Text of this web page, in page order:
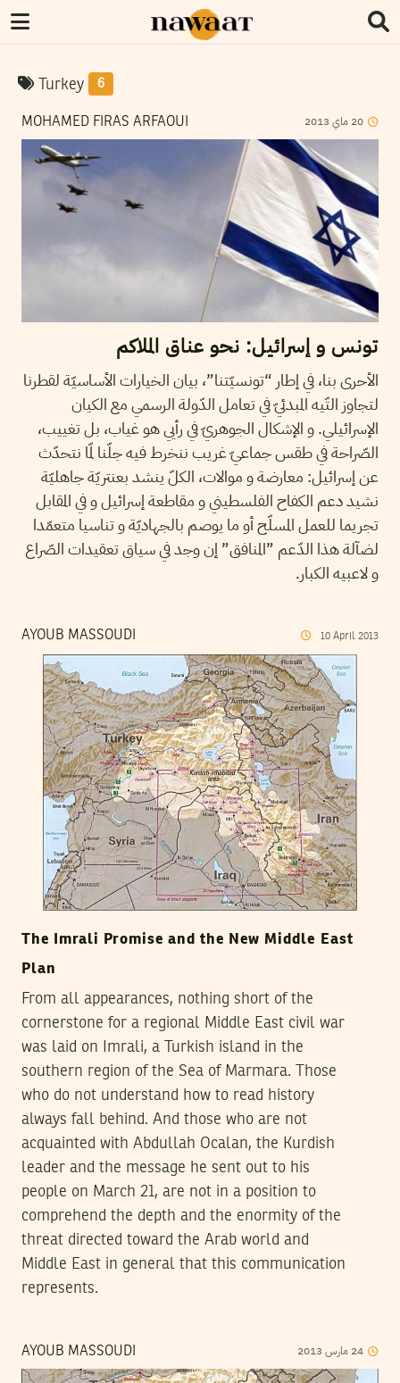
Turkey 6
MOHAMED FIRAS ARFAOUI 20 ماي 2013
تونس و إسرائيل: نحو عناق الملاكم
الأحرى بنا، في إطار “تونسيّتنا”، بيان الخيارات الأساسيّة لقطرنا
لتجاوز التّيه المبدئيّ في تعامل الدّولة الرسمي مع الكيان
الإسرائيلي. و الإشكال الجوهريّ في رأيي هو غياب، بل تغييب،
الصّراحة في طقس جماعيّ غريب ننخرط فيه جلّنا لمّا نتحدّث
عن إسرائيل: معارضة و موالات، الكلّ ينشد بعنتريّة جاهليّة
نشيد دعم الكفاح الفلسطيني و مقاطعة إسرائيل و في المقابل
تجريما للعمل المسلّح أو ما يوصم بالجهاديّة و تناسيا متعمّدا
لضآلة هذا الدّعم ”المنافق” إن وجد في سياق تعقيدات الصّراع
و لاعبيه الكبار.
AYOUB MASSOUDI 10 April 2013
The Imrali Promise and the New Middle East
Plan
From all appearances, nothing short of the
cornerstone for a regional Middle East civil war
was laid on Imrali, a Turkish island in the
southern region of the Sea of Marmara. Those
who do not understand how to read history
always fall behind. And those who are not
acquainted with Abdullah Ocalan, the Kurdish
leader and the message he sent out to his
people on March 21, are not in a position to
comprehend the depth and the enormity of the
threat directed toward the Arab world and
Middle East in general that this communication
represents.
AYOUB MASSOUDI 24 مارس 2013